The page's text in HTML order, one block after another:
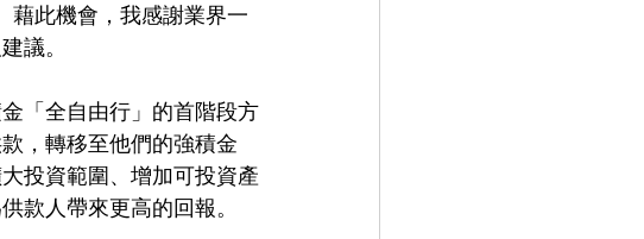
藉此機會，我感謝業界一
議。
「全自由行」的首階段方
，轉移至他們的強積金
投資範圍、增加可投資產
款人帶來更高的回報。